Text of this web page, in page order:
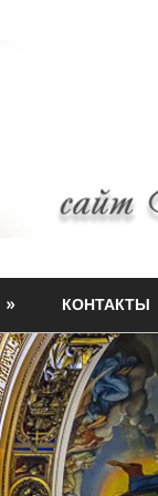
КОНТАКТЫ